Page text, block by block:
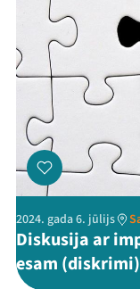
2024. gada 6. jūlijs
Diskusija ar
esam